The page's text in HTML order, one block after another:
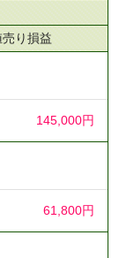
り損益
145,000円
61,800円